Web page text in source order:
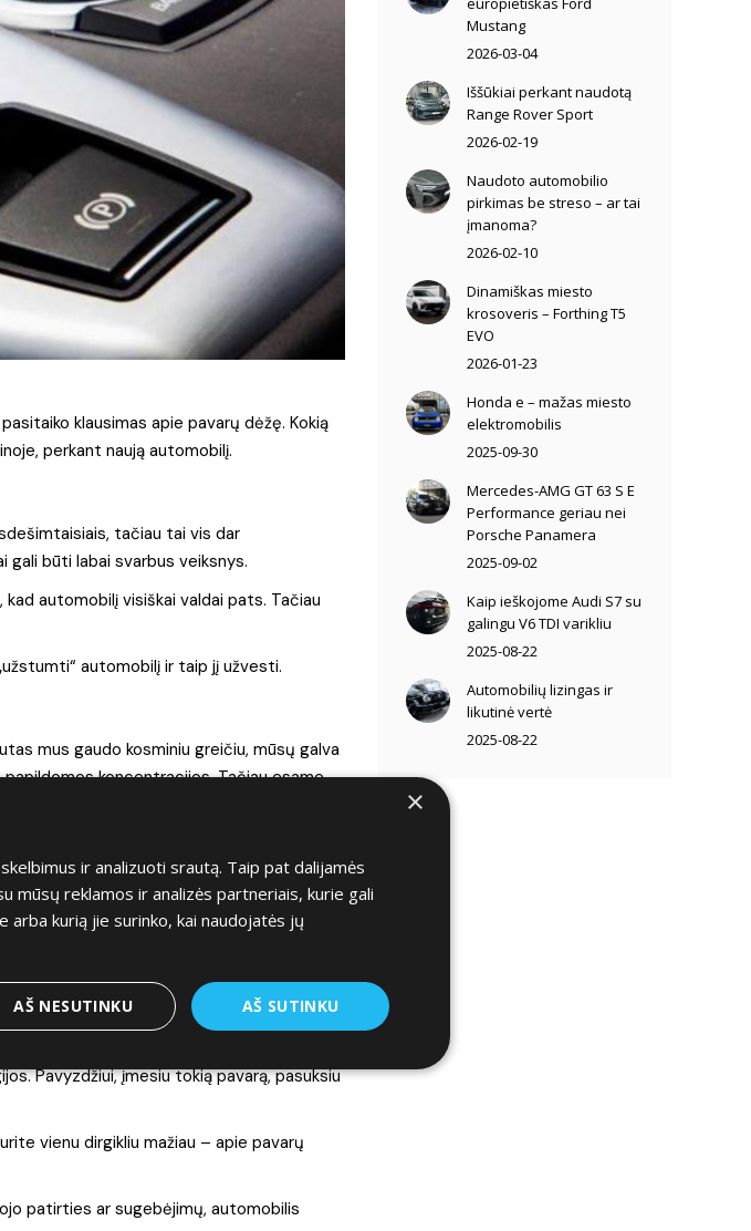
klausimas apie pavarų dėžę. Kokią
perkant naują automobilį.
tačiau tai vis dar
būti labai svarbus veiksnys.
kad automobilį visiškai valdai pats. Tačiau
automobilį ir taip jį užvesti.
mus gaudo kosminiu greičiu, mūsų galva
koncentracijos. Tačiau esame
Dėkui Dievui, dažnu atveju tokio
kojos sąnarius ir tai yra neigiamas
minkant sankabą.
stabdį. Jei palikote mašiną stovėti
yra kelyje. Stresinėje situacijoje
Pavyzdžiui, įmesiu tokią pavarą, pasuksiu
vienu dirgikliu mažiau – apie pavarų
patirties ar sugebėjimų, automobilis
Mustang
2026-03-04
Iššūkiai perkant naudotą
Range Rover Sport
2026-02-19
Naudoto automobilio
pirkimas be streso – ar tai
įmanoma?
2026-02-10
Dinamiškas miesto
krosoveris – Forthing T5
EVO
2026-01-23
Honda e – mažas miesto
elektromobilis
2025-09-30
Mercedes-AMG GT 63 S E
Performance geriau nei
Porsche Panamera
2025-09-02
Kaip ieškojome Audi S7 su
galingu V6 TDI varikliu
2025-08-22
Automobilių lizingas ir
likutinė vertė
2025-08-22
×
ir analizuoti srautą. Taip pat dalijamės
mūsų reklamos ir analizės partneriais, kurie gali
arba kurią jie surinko, kai naudojatės jų
AŠ SUTINKU
AŠ NESUTINKU